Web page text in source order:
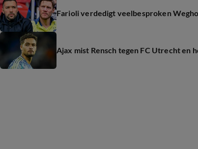
Farioli verdedigt veelbesproken
Ajax mist Rensch tegen FC Utrecht en